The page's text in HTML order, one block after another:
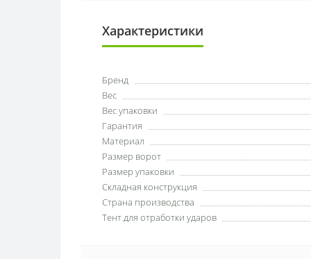
Характеристики
Бренд
Вес
Вес упаковки
Гарантия
Материал
Размер ворот
Размер упаковки
Складная конструкция
Страна производства
Тент для отработки ударов